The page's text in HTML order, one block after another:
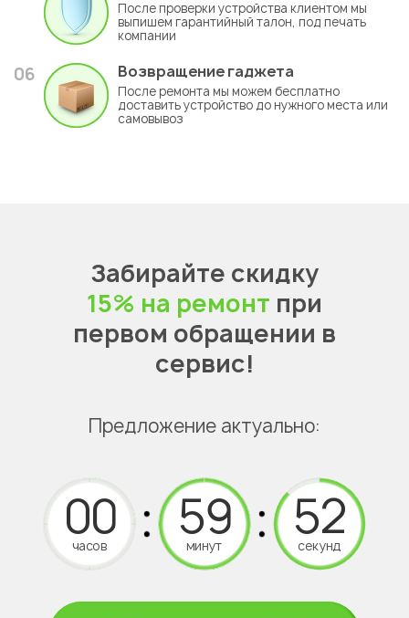
После проверки устройства клиентом мы
выпишем гарантийный талон, под печать
компании
06 Возвращение гаджета
После ремонта мы можем бесплатно
доставить устройство до нужного места или
самовывоз
Забирайте скидку
15% на ремонт при
первом обращении в
сервис!
Предложение актуально:
часов минут секунд